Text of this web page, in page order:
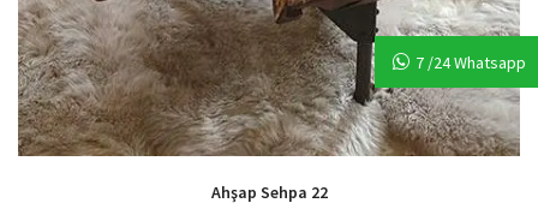
Ahşap Sehpa 22
7 /24 Whatsapp